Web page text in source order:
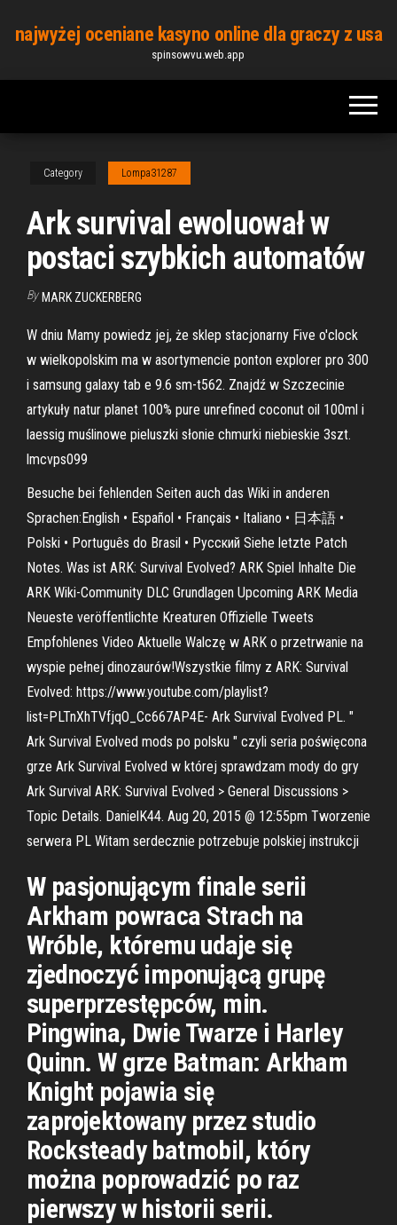
content
najwyżej oceniane kasyno online dla graczy z usa
spinsowvu.web.app
Category Lompa31287
Ark survival ewoluował w
postaci szybkich automatów
By MARK ZUCKERBERG
W dniu Mamy powiedz jej, że sklep stacjonarny Five o'clock
w wielkopolskim ma w asortymencie ponton explorer pro 300
i samsung galaxy tab e 9.6 sm-t562. Znajdź w Szczecinie
artykuły natur planet 100% pure unrefined coconut oil 100ml i
laessig muślinowe pieluszki słonie chmurki niebieskie 3szt.
lmcvps099
Besuche bei fehlenden Seiten auch das Wiki in anderen
Sprachen:English • Español • Français • Italiano • 日本語 •
Polski • Português do Brasil • Русский Siehe letzte Patch
Notes. Was ist ARK: Survival Evolved? ARK Spiel Inhalte Die
ARK Wiki-Community DLC Grundlagen Upcoming ARK Media
Neueste veröffentlichte Kreaturen Offizielle Tweets
Empfohlenes Video Aktuelle Walczę w ARK o przetrwanie na
wyspie pełnej dinozaurów!Wszystkie filmy z ARK: Survival
Evolved: https://www.youtube.com/playlist?
list=PLTnXhTVfjqO_Cc667AP4E- Ark Survival Evolved PL. "
Ark Survival Evolved mods po polsku " czyli seria poświęcona
grze Ark Survival Evolved w której sprawdzam mody do gry
Ark Survival ARK: Survival Evolved > General Discussions >
Topic Details. DanielK44. Aug 20, 2015 @ 12:55pm Tworzenie
serwera PL Witam serdecznie potrzebuje polskiej instrukcji
W pasjonującym finale serii
Arkham powraca Strach na
Wróble, któremu udaje się
zjednoczyć imponującą grupę
superprzestępców, min.
Pingwina, Dwie Twarze i Harley
Quinn. W grze Batman: Arkham
Knight pojawia się
zaprojektowany przez studio
Rocksteady batmobil, który
można poprowadzić po raz
pierwszy w historii serii.